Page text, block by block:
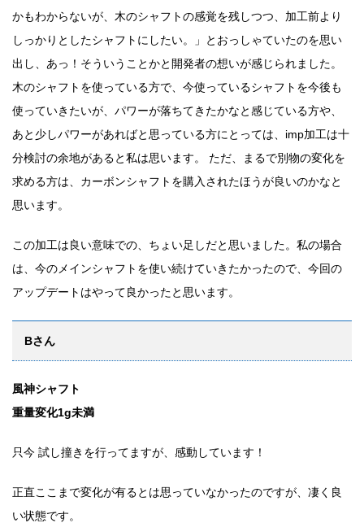
かもわからないが、木のシャフトの感覚を残しつつ、加工前より
しっかりとしたシャフトにしたい。」とおっしゃていたのを思い
出し、あっ！そういうことかと開発者の想いが感じられました。
木のシャフトを使っている方で、今使っているシャフトを今後も
使っていきたいが、パワーが落ちてきたかなと感じている方や、
あと少しパワーがあればと思っている方にとっては、imp加工は十
分検討の余地があると私は思います。 ただ、まるで別物の変化を
求める方は、カーボンシャフトを購入されたほうが良いのかなと
思います。
この加工は良い意味での、ちょい足しだと思いました。私の場合
は、今のメインシャフトを使い続けていきたかったので、今回の
アップデートはやって良かったと思います。
Bさん
風神シャフト
重量変化1g未満
只今 試し撞きを行ってますが、感動しています！
正直ここまで変化が有るとは思っていなかったのですが、凄く良
い状態です。